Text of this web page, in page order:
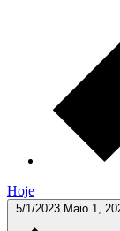
Hoje
5/1/2023 Maio 1,